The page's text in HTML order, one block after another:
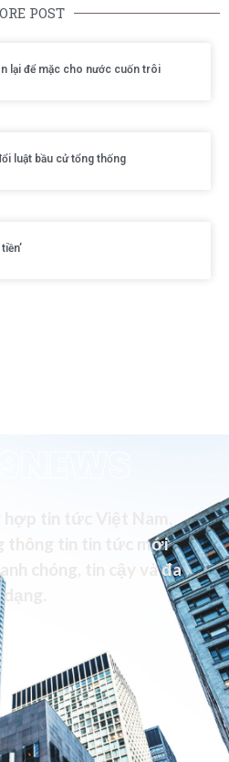
POST
lại để mặc cho nước cuốn trôi
luật bầu cử tổng thống
tin tức Việt Nam,
thông tin tin tức mới
chóng, tin cậy và đa
dạng.